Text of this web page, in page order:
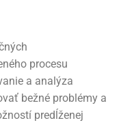
procesu
a analýza
bežné problémy a
predĺženej